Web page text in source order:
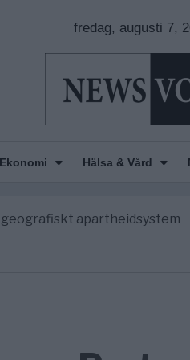
fredag, augusti 7,
Ekonomi Hälsa & Vård
America” – Finally
geografiskt apartheidsystem